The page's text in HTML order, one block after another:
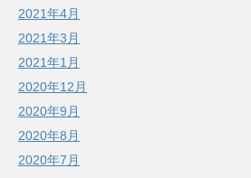
2021年4月
2021年3月
2021年1月
2020年12月
2020年9月
2020年8月
2020年7月